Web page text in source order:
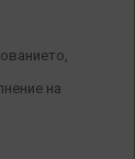
на